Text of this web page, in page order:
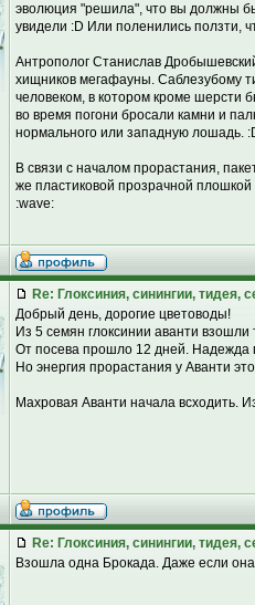
эволюция "решила", что вы должны
увидели :D Или поленились ползти,
Антрополог Станислав
хищников мегафауны. Саблезубому
человеком, в котором кроме шерсти
во время погони бросали камни и
нормального или западную лошадь.
В связи с началом прорастания,
же пластиковой прозрачной
:wave:
Re: Глоксиния, синингии, тидея,
Добрый день, дорогие цветоводы!
Из 5 семян глоксинии аванти
От посева прошло 12 дней. Надежда
Но энергия прорастания у Аванти
Махровая Аванти начала всходить.
Re: Глоксиния, синингии, тидея,
Взошла одна Брокада. Даже если